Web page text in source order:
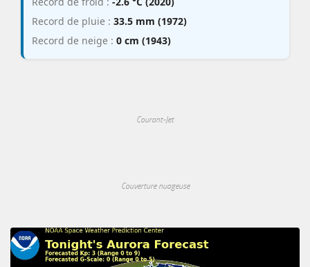
Record de pluie : 33.5 mm (1972)
Record de neige : 0 cm (1943)
Courant-Jet
Couverture nuageuse